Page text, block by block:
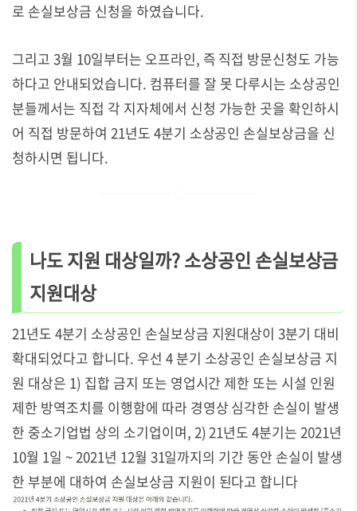
로 손실보상금 신청을 하였습니다.
그리고 3월 10일부터는 오프라인, 즉 직접 방문신청도 가능
하다고 안내되었습니다. 컴퓨터를 잘 못 다루시는 소상공인
분들께서는 직접 각 지자체에서 신청 가능한 곳을 확인하시
어 직접 방문하여 21년도 4분기 소상공인 손실보상금을 신
청하시면 됩니다.
나도 지원 대상일까? 소상공인 손실보상금
지원대상
21년도 4분기 소상공인 손실보상금 지원대상이 3분기 대비
확대되었다고 합니다. 우선 4 분기 소상공인 손실보상금 지
원 대상은 1) 집합 금지 또는 영업시간 제한 또는 시설 인원
제한 방역조치를 이행함에 따라 경영상 심각한 손실이 발생
한 중소기업법 상의 소기업이며, 2) 21년도 4분기는 2021년
10월 1일 ~ 2021년 12월 31일까지의 기간 동안 손실이 발생
한 부분에 대하여 손실보상금 지원이 된다고 합니다